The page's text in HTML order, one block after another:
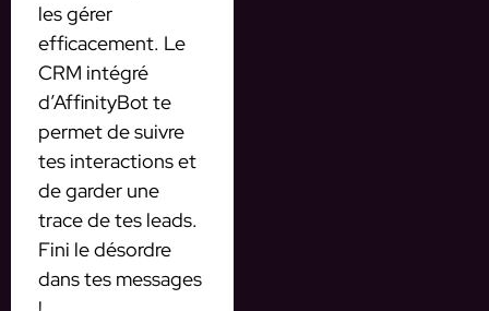
les gérer
efficacement. Le
CRM intégré
d’AffinityBot te
permet de suivre
tes interactions et
de garder une
trace de tes leads.
Fini le désordre
dans tes messages